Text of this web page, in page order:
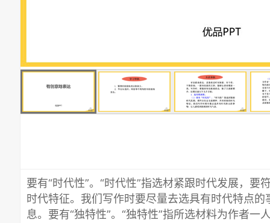
要有“时代性”。“时代性”指选材紧跟时代发展，要
时代特征。我们写作时要尽量去选具有时代特点
息。要有“独特性”。“独特性”指所选材料为作者一